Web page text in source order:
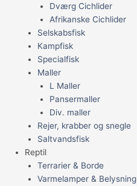
Dværg Cichlider
Afrikanske Cichlider
Selskabsfisk
Kampfisk
Specialfisk
Maller
L Maller
Pansermaller
Div. maller
Rejer, krabber og snegle
Saltvandsfisk
Reptil
Terrarier & Borde
Varmelamper & Belysning